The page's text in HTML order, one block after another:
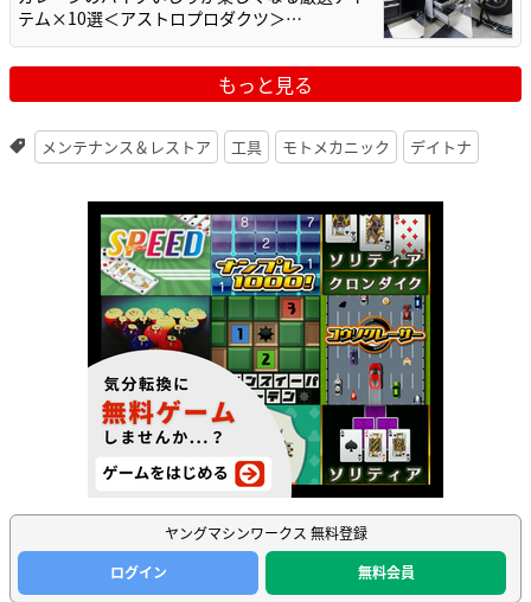
テム×10選＜アストロプロダクツ＞…
もっと見る
メンテナンス＆レストア 工具 モトメカニック デイトナ
ヤングマシンワークス 無料登録
ログイン
無料会員